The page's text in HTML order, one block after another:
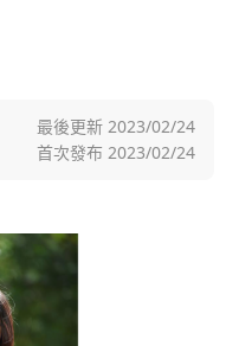
最後更新 2023/02/24
首次發布 2023/02/24